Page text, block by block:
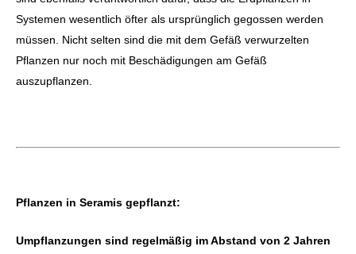
Systemen wesentlich öfter als ursprünglich gegossen werden
müssen. Nicht selten sind die mit dem Gefäß verwurzelten
Pflanzen nur noch mit Beschädigungen am Gefäß
auszupflanzen.
Pflanzen in Seramis gepflanzt:
Umpflanzungen sind regelmäßig im Abstand von 2 Jahren